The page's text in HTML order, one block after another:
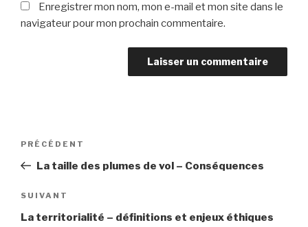
Enregistrer mon nom, mon e-mail et mon site dans le
navigateur pour mon prochain commentaire.
Navigation
Article
précédent
PRÉCÉDENT
La taille des plumes de vol – Conséquences
Article
suivant
SUIVANT
La territorialité – définitions et enjeux éthiques